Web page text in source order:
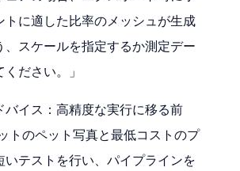
トに適した比率のメッシュが生成
、スケールを指定するか測定デー
ださい。」
バイス：高精度な実行に移る前
トのペット写真と最低コストのプ
いテストを行い、パイプラインを